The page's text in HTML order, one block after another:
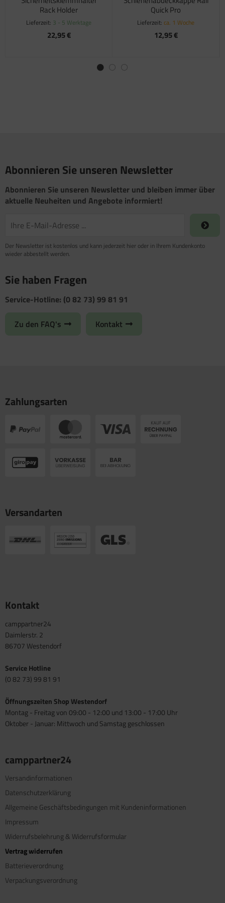
Rack Holder
Lieferzeit: 3 - 5 Werktage
22,95 €
Quick Pro
Lieferzeit: ca. 1 Woche
12,95 €
Abonnieren Sie unseren Newsletter
Abonnieren Sie unseren Newsletter und bleiben immer über
aktuelle Neuheiten und Angebote informiert!
Der Newsletter ist kostenlos und kann jederzeit hier oder in Ihrem Kundenkonto
wieder abbestellt werden.
Sie haben Fragen
Service-Hotline: (0 82 73) 99 81 91
Zu den FAQ's Kontakt
Zahlungsarten
Versandarten
Kontakt
camppartner24
Daimlerstr. 2
86707 Westendorf
Service Hotline
(0 82 73) 99 81 91
Öffnungszeiten Shop Westendorf
Montag - Freitag von 09:00 - 12:00 und 13:00 - 17:00 Uhr
Oktober - Januar: Mittwoch und Samstag geschlossen
camppartner24
Versandinformationen
Datenschutzerklärung
Allgemeine Geschäftsbedingungen mit Kundeninformationen
Impressum
Widerrufsbelehrung & Widerrufsformular
Vertrag widerrufen
Batterieverordnung
Verpackungsverordnung